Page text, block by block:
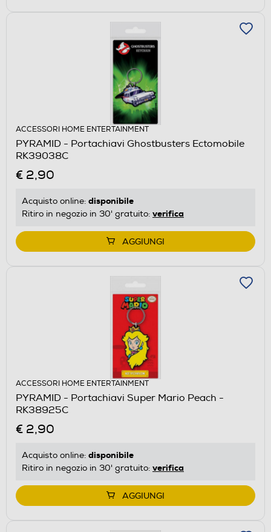
ACCESSORI HOME ENTERTAINMENT
PYRAMID - Portachiavi Ghostbusters Ectomobile
RK39038C
€ 2,90
Acquisto online: disponibile
Ritiro in negozio in 30' gratuito: verifica
AGGIUNGI
ACCESSORI HOME ENTERTAINMENT
PYRAMID - Portachiavi Super Mario Peach -
RK38925C
€ 2,90
Acquisto online: disponibile
Ritiro in negozio in 30' gratuito: verifica
AGGIUNGI